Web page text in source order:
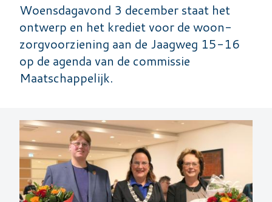
Woensdagavond 3 december staat het
ontwerp en het krediet voor de woon-
zorgvoorziening aan de Jaagweg 15-16
op de agenda van de commissie
Maatschappelijk.